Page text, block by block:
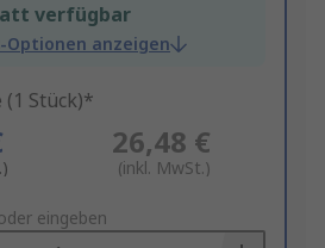
verfügbar
Optionen anzeigen
Stück)*
26,48 €
(inkl. MwSt.)
eingeben